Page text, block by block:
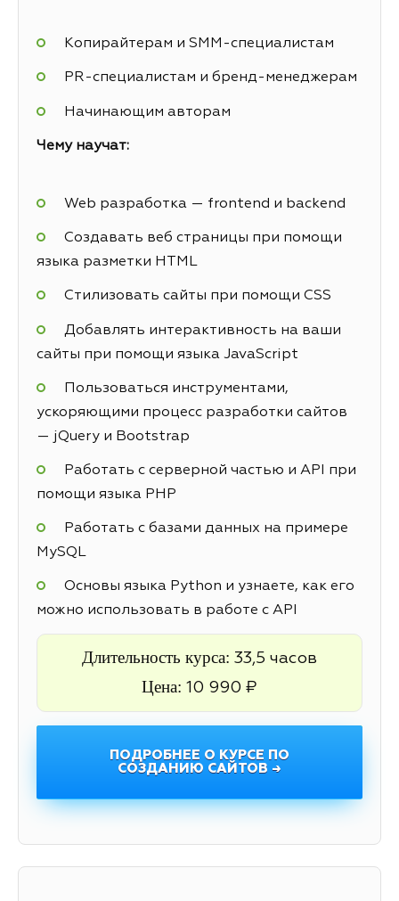
Копирайтерам и SMM-специалистам
PR-специалистам и бренд-менеджерам
Начинающим авторам
Чему научат:
Web разработка — frontend и backend
Создавать веб страницы при помощи
языка разметки HTML
Стилизовать сайты при помощи CSS
Добавлять интерактивность на ваши
сайты при помощи языка JavaScript
Пользоваться инструментами,
ускоряющими процесс разработки сайтов
— jQuery и Bootstrap
Работать с серверной частью и API при
помощи языка PHP
Работать с базами данных на примере
MySQL
Основы языка Python и узнаете, как его
можно использовать в работе с API
Длительность курса: 33,5 часов
Цена: 10 990 ₽
ПОДРОБНЕЕ О КУРСЕ ПО
СОЗДАНИЮ САЙТОВ →